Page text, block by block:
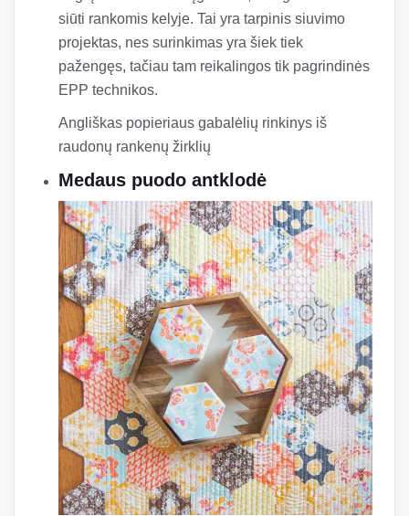
siūti rankomis kelyje. Tai yra tarpinis siuvimo
projektas, nes surinkimas yra šiek tiek
pažengęs, tačiau tam reikalingos tik pagrindinės
EPP technikos.
Angliškas popieriaus gabalėlių rinkinys iš
raudonų rankenų žirklių
Medaus puodo antklodė